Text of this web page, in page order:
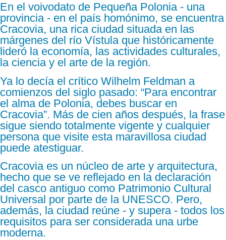
En el voivodato de Pequeña Polonia - una
provincia - en el país homónimo, se encuentra
Cracovia, una rica ciudad situada en las
márgenes del río Vístula que históricamente
lideró la economía, las actividades culturales,
la ciencia y el arte de la región.
Ya lo decía el crítico Wilhelm Feldman a
comienzos del siglo pasado: “Para encontrar
el alma de Polonia, debes buscar en
Cracovia”. Más de cien años después, la frase
sigue siendo totalmente vigente y cualquier
persona que visite esta maravillosa ciudad
puede atestiguar.
Cracovia es un núcleo de arte y arquitectura,
hecho que se ve reflejado en la declaración
del casco antiguo como Patrimonio Cultural
Universal por parte de la UNESCO. Pero,
además, la ciudad reúne - y supera - todos los
requisitos para ser considerada una urbe
moderna.